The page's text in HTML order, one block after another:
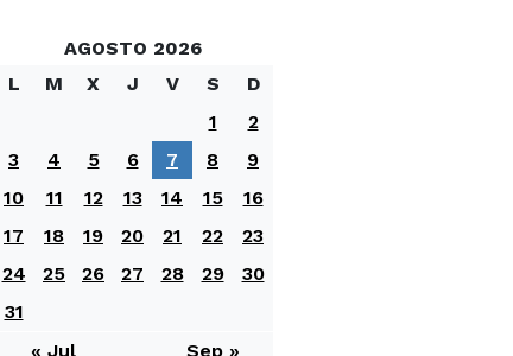
AGOSTO 2026
L
M X J V S
D
1
2
3
4 5 6 7 8
9
10
11 12 13 14 15
16
17
18 19 20 21 22
23
24
25 26 27 28 29
30
31
« Jul
Sep »